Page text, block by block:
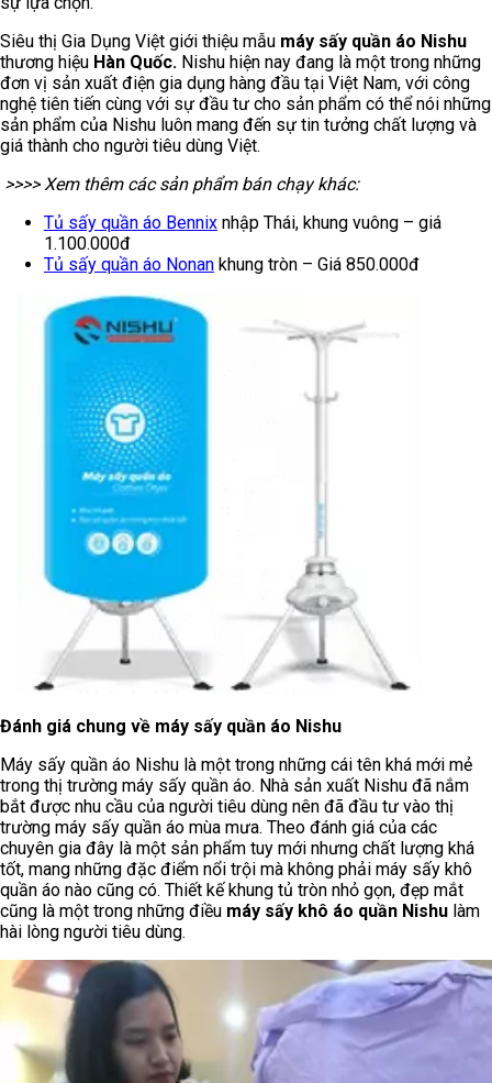
Siêu thị Gia Dụng Việt giới thiệu mẫu máy sấy quần áo Nishu
thương hiệu Hàn Quốc. Nishu hiện nay đang là một trong những
đơn vị sản xuất điện gia dụng hàng đầu tại Việt Nam, với công
nghệ tiên tiến cùng với sự đầu tư cho sản phẩm có thể nói những
sản phẩm của Nishu luôn mang đến sự tin tưởng chất lượng và
giá thành cho người tiêu dùng Việt.
>>>> Xem thêm các sản phẩm bán chạy khác:
Tủ sấy quần áo Bennix nhập Thái, khung vuông – giá
1.100.000đ
Tủ sấy quần áo Nonan khung tròn – Giá 850.000đ
Đánh giá chung về máy sấy quần áo Nishu
Máy sấy quần áo Nishu là một trong những cái tên khá mới mẻ
trong thị trường máy sấy quần áo. Nhà sản xuất Nishu đã nắm
bắt được nhu cầu của người tiêu dùng nên đã đầu tư vào thị
trường máy sấy quần áo mùa mưa. Theo đánh giá của các
chuyên gia đây là một sản phẩm tuy mới nhưng chất lượng khá
tốt, mang những đặc điểm nổi trội mà không phải máy sấy khô
quần áo nào cũng có. Thiết kế khung tủ tròn nhỏ gọn, đẹp mắt
cũng là một trong những điều máy sấy khô áo quần Nishu làm
hài lòng người tiêu dùng.